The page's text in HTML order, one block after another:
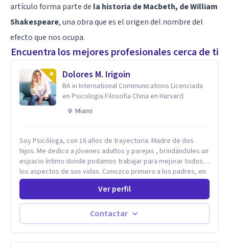
artículo forma parte de la historia de Macbeth, de William
Shakespeare, una obra que es el origen del nombre del
efecto que nos ocupa.
Encuentra los mejores profesionales cerca de ti
Dolores M. Irigoin
BA in International Communications Licenciada
en Psicologia Filosofia China en Harvard
Miami
Soy Psicóloga, con 16 años de trayectoria. Madre de dos
hijos. Me dedico a jóvenes adultos y parejas , brindándoles un
espacio íntimo donde podamos trabajar para mejorar todos
los aspectos de sus vidas. Conozco primero a los padres, en
el caso de niños u adolescentes, para luego seguir la terapia
con sus hijos, apuntalándolos en su futuro personal,
universitario y profesional, siempre conteniendo
paralelamente a los padres y brindándoles un espacio de
seguridad. Hago terapia de pareja y adultos con método
Ver perfil
Contactar